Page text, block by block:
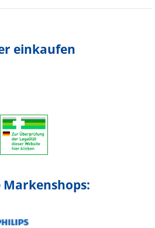
einkaufen
Markenshops: